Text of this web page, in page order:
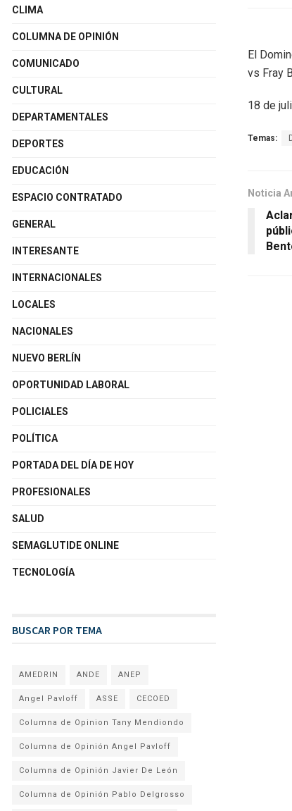
El
vs Fray
18 de
Temas:
Noticia
CLIMA
COLUMNA DE OPINIÓN
COMUNICADO
CULTURAL
DEPARTAMENTALES
DEPORTES
EDUCACIÓN
ESPACIO CONTRATADO
GENERAL
INTERESANTE
INTERNACIONALES
LOCALES
NACIONALES
NUEVO BERLÍN
OPORTUNIDAD LABORAL
POLICIALES
POLÍTICA
PORTADA DEL DÍA DE HOY
PROFESIONALES
SALUD
SEMAGLUTIDE ONLINE
TECNOLOGÍA
BUSCAR POR TEMA
AMEDRIN ANDE ANEP
Angel Pavloff ASSE CECOED
Columna de Opinion Tany Mendiondo
Columna de Opinión Angel Pavloff
Columna de Opinión Javier De León
Columna de Opinión Pablo Delgrosso